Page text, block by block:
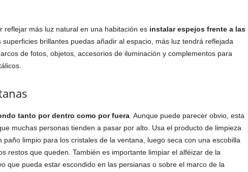
reflejar más luz natural en una habitación es instalar espejos frente a las
superficies brillantes puedas añadir al espacio, más luz tendrá reflejada
de fotos, objetos, accesorios de iluminación y complementos para
tanto por dentro como por fuera. Aunque puede parecer obvio, esta
muchas personas tienden a pasar por alto. Usa el producto de limpieza
paño limpio para los cristales de la ventana, luego seca con una escobilla
restos que queden. También es importante limpiar el alféizar de la
que pueda estar escondido en las persianas o sobre el marco de la